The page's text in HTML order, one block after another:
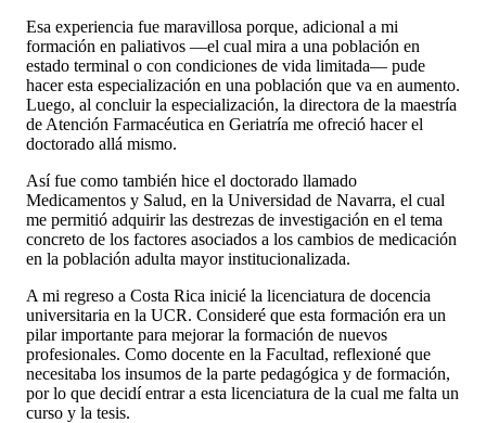
Esa experiencia fue maravillosa porque, adicional a mi
formación en paliativos —el cual mira a una población en
estado terminal o con condiciones de vida limitada— pude
hacer esta especialización en una población que va en aumento.
Luego, al concluir la especialización, la directora de la maestría
de Atención Farmacéutica en Geriatría me ofreció hacer el
doctorado allá mismo.
Así fue como también hice el doctorado llamado
Medicamentos y Salud, en la Universidad de Navarra, el cual
me permitió adquirir las destrezas de investigación en el tema
concreto de los factores asociados a los cambios de medicación
en la población adulta mayor institucionalizada.
A mi regreso a Costa Rica inicié la licenciatura de docencia
universitaria en la UCR. Consideré que esta formación era un
pilar importante para mejorar la formación de nuevos
profesionales. Como docente en la Facultad, reflexioné que
necesitaba los insumos de la parte pedagógica y de formación,
por lo que decidí entrar a esta licenciatura de la cual me falta un
curso y la tesis.